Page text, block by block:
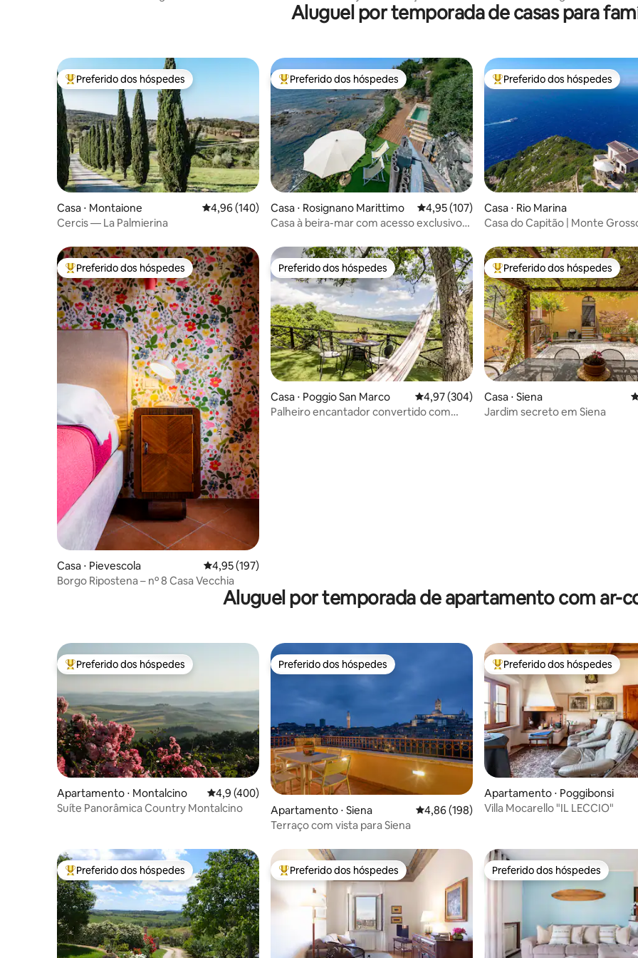
SienaAluguel por temporada de casas para
Entre os melhores preferidos dos hóspedes
Preferido dos hóspedes
Casa ⋅ Montaione 4,96 de uma avaliação média de 5, 140 avaliações
4,96 (140)
Cercis — La Palmierina
Entre os melhores preferidos dos hóspedes
Preferido dos hóspedes
Casa ⋅ Rosignano Marittimo 4,95 de uma avaliação média de 5, 107
4,95 (107)
Casa à beira-mar com acesso exclusivo
Entre os melhores preferidos
Preferido dos hóspedes
Casa ⋅ Rio Marina
Casa do Capitão | Monte
Entre os melhores preferidos dos hóspedes
Preferido dos hóspedes
Casa ⋅ Pievescola 4,95 de uma avaliação média de 5, 197 avaliações
4,95 (197)
Borgo Ripostena – nº 8 Casa Vecchia
Preferido dos hóspedes
Preferido dos hóspedes
Casa ⋅ Poggio San Marco 4,97 de uma avaliação média de 5, 304
4,97 (304)
Palheiro encantador convertido com
Entre os melhores preferidos
Preferido dos hóspedes
Casa ⋅ Siena
Jardim secreto em Siena
Aluguel por temporada de apartamento com ar-
Entre os melhores preferidos dos hóspedes
Preferido dos hóspedes
Apartamento ⋅ Montalcino 4,9 de uma avaliação média de 5, 400 avaliações
4,9 (400)
Suíte Panorâmica Country Montalcino
Preferido dos hóspedes
Preferido dos hóspedes
Apartamento ⋅ Siena 4,86 de uma avaliação média de 5, 198
4,86 (198)
Terraço com vista para Siena
Entre os melhores preferidos
Preferido dos hóspedes
Apartamento ⋅ Poggibonsi
Villa Mocarello "IL LECCIO"
Entre os melhores preferidos dos hóspedes
Preferido dos hóspedes Entre os melhores preferidos dos hóspedes
Preferido dos hóspedes Preferido dos hóspedes
Preferido dos hóspedes